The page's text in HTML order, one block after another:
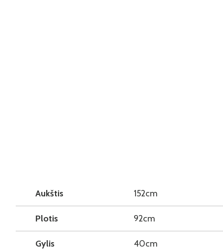
Aukštis 152cm
Plotis 92cm
Gylis 40cm